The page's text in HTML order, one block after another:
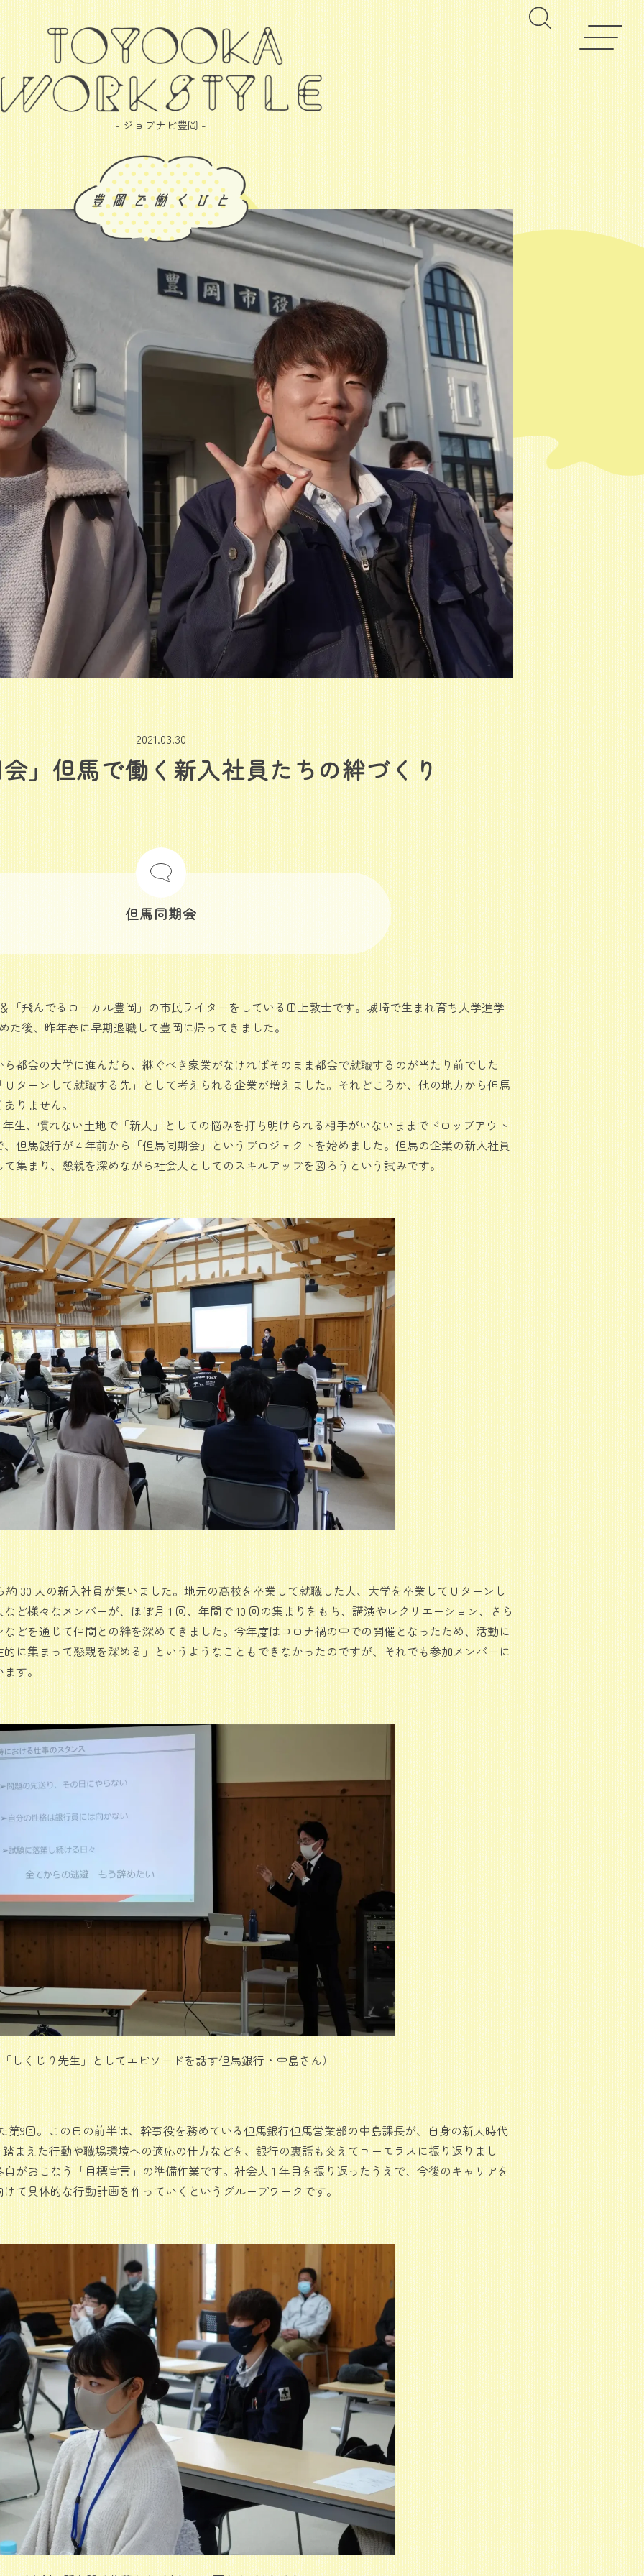
- ジョブナビ豊岡 -
2021.03.30
」但馬で働く新入社員たちの絆づくり
但馬同期会
「飛んでるローカル豊岡」の市民ライターをしている田上敦士です。城崎で生まれ育ち大学進学
た後、昨年春に早期退職して豊岡に帰ってきました。
都会の大学に進んだら、継ぐべき家業がなければそのまま都会で就職するのが当たり前でした
ターンして就職する先」として考えられる企業が増えました。それどころか、他の地方から但馬
りません。
生、慣れない土地で「新人」としての悩みを打ち明けられる相手がいないままでドロップアウト
但馬銀行が 4 年前から「但馬同期会」というプロジェクトを始めました。但馬の企業の新入社員
集まり、懇親を深めながら社会人としてのスキルアップを図ろうという試みです。
約 30 人の新入社員が集いました。地元の高校を卒業して就職した人、大学を卒業してＵターンし
ど様々なメンバーが、ほぼ月 1 回、年間で 10 回の集まりをもち、講演やレクリエーション、さら
どを通じて仲間との絆を深めてきました。今年度はコロナ禍の中での開催となったため、活動に
に集まって懇親を深める」というようなこともできなかったのですが、それでも参加メンバーに
ます。
しくじり先生」としてエピソードを話す但馬銀行・中島さん）
第9回。この日の前半は、幹事役を務めている但馬銀行但馬営業部の中島課長が、自身の新人時代
まえた行動や職場環境への適応の仕方などを、銀行の裏話も交えてユーモラスに振り返りまし
がおこなう「目標宣言」の準備作業です。社会人 1 年目を振り返ったうえで、今後のキャリアを
て具体的な行動計画を作っていくというグループワークです。